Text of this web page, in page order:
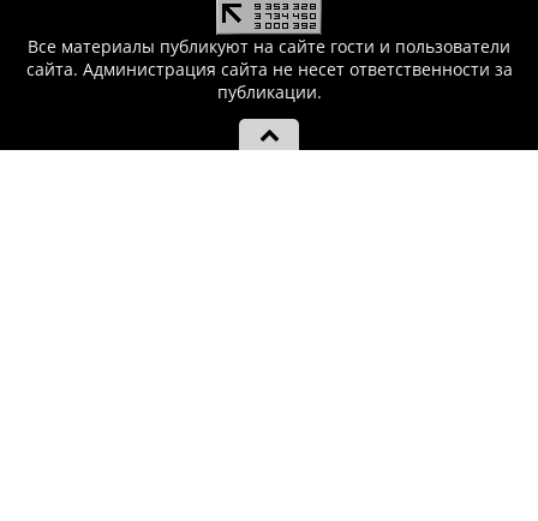
Все материалы публикуют на сайте гости и пользователи
сайта. Администрация сайта не несет ответственности за
публикации.